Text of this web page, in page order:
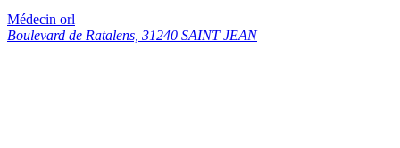
Médecin orl
Boulevard de Ratalens, 31240 SAINT JEAN